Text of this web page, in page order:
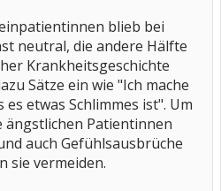
blieb bei
neutral, die andere Hälfte
Krankheitsgeschichte
Sätze ein wie "Ich mache
etwas Schlimmes ist". Um
ängstlichen Patientinnen
auch Gefühlsausbrüche
sie vermeiden.